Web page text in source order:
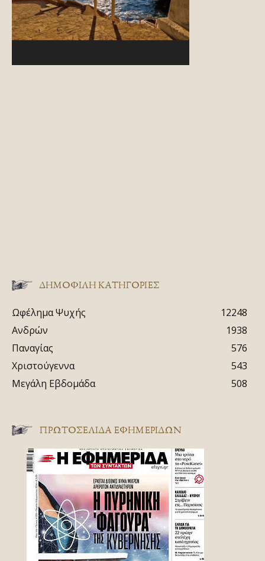
ΔΗΜΟΦΙΛΗ ΚΑΤΗΓΟΡΙΕΣ
Ωφέλημα Ψυχής
12248
Ανδρών
1938
Παναγίας
576
Χριστούγεννα
543
Μεγάλη Εβδομάδα
508
ΠΡΩΤΟΣΈΛΙΔΑ ΕΦΗΜΕΡΊΔΩΝ